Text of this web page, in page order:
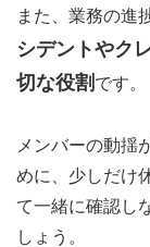
また、業務の進
シデントやク
切な役割 です。
メンバーの動揺
めに、少しだけ
て一緒に確認し
しょう。